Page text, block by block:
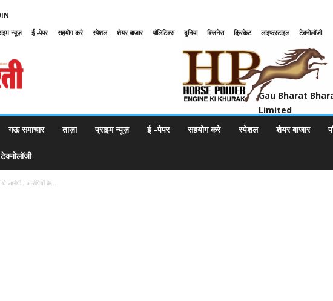
न्यूज़ ई -पेपर सहयोग करे स्पेशल शेयर बाजार पॉलिटिक्स दुनिया बिजनेस क्रिकेट लाइफस्टाइल
टेक्नोलॉजी
Gau Bharat
Limited
गऊ समाचार ताज़ा प्राइम न्यूज़ ई -पेपर सहयोग करे स्पेशल शेयर बाजार
टेक्नोलॉजी
आरोपी , आरोपियों के...